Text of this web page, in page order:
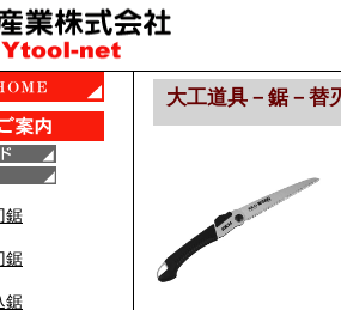
大工道具－鋸－